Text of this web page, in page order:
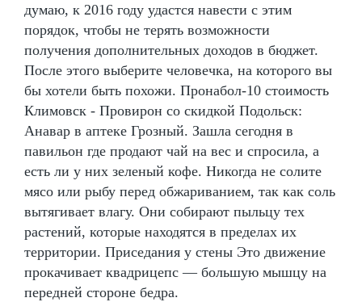
думаю, к 2016 году удастся навести с этим
порядок, чтобы не терять возможности
получения дополнительных доходов в бюджет.
После этого выберите человечка, на которого вы
бы хотели быть похожи. Пронабол-10 стоимость
Климовск - Провирон со скидкой Подольск:
Анавар в аптеке Грозный. Зашла сегодня в
павильон где продают чай на вес и спросила, а
есть ли у них зеленый кофе. Никогда не солите
мясо или рыбу перед обжариванием, так как соль
вытягивает влагу. Они собирают пыльцу тех
растений, которые находятся в пределах их
территории. Приседания у стены Это движение
прокачивает квадрицепс — большую мышцу на
передней стороне бедра.